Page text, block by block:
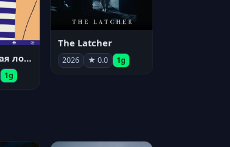
Самая лёгкая лодка в мире
1g
The Latcher
2026 ★ 0.0 1g